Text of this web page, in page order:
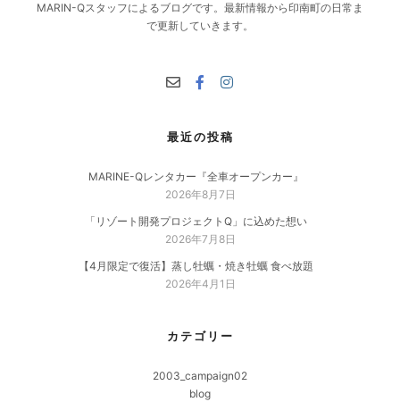
MARIN-Qスタッフによるブログです。最新情報から印南町の日常ま
で更新していきます。
最近の投稿
MARINE-Qレンタカー『全車オープンカー』
2026年8月7日
「リゾート開発プロジェクトQ」に込めた想い
2026年7月8日
【4月限定で復活】蒸し牡蠣・焼き牡蠣 食べ放題
2026年4月1日
カテゴリー
2003_campaign02
blog